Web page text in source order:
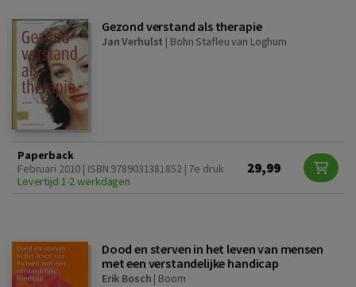
Gezond verstand als therapie
Jan Verhulst | Bohn Stafleu van Loghum
Paperback
Februari 2010 | ISBN 9789031381852 | 7e druk
Levertijd 1-2 werkdagen
29,99
Dood en sterven in het leven van mensen
met een verstandelijke handicap
Erik Bosch | Boom